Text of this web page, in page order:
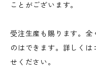
ことがございます。
受注生産も賜ります。全
のはできます。詳しく
せください。